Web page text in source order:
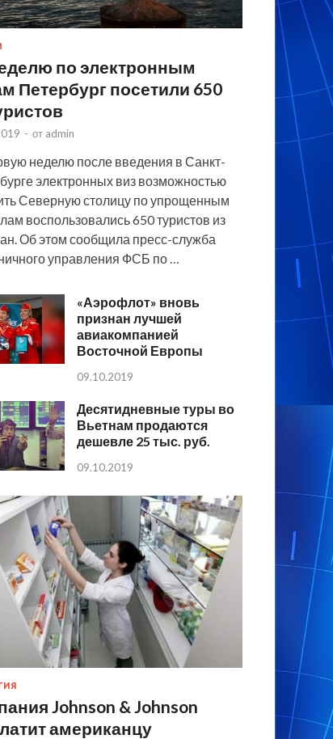
по электронным
Петербург посетили 650
- от admin
неделю после введения в Санкт-
электронных виз возможностью
Северную столицу по упрощенным
воспользовались 650 туристов из
Об этом сообщила пресс-служба
управления ФСБ по …
«Аэрофлот» вновь
признан лучшей
авиакомпанией
Восточной Европы
09.10.2019
Десятидневные туры во
Вьетнам продаются
дешевле 25 тыс. руб.
09.10.2019
Johnson & Johnson
американцу